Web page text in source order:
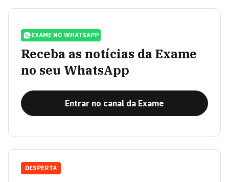
EXAME NO WHATSAPP
Receba as notícias da Exame
no seu WhatsApp
Entrar no canal da Exame
DESPERTA